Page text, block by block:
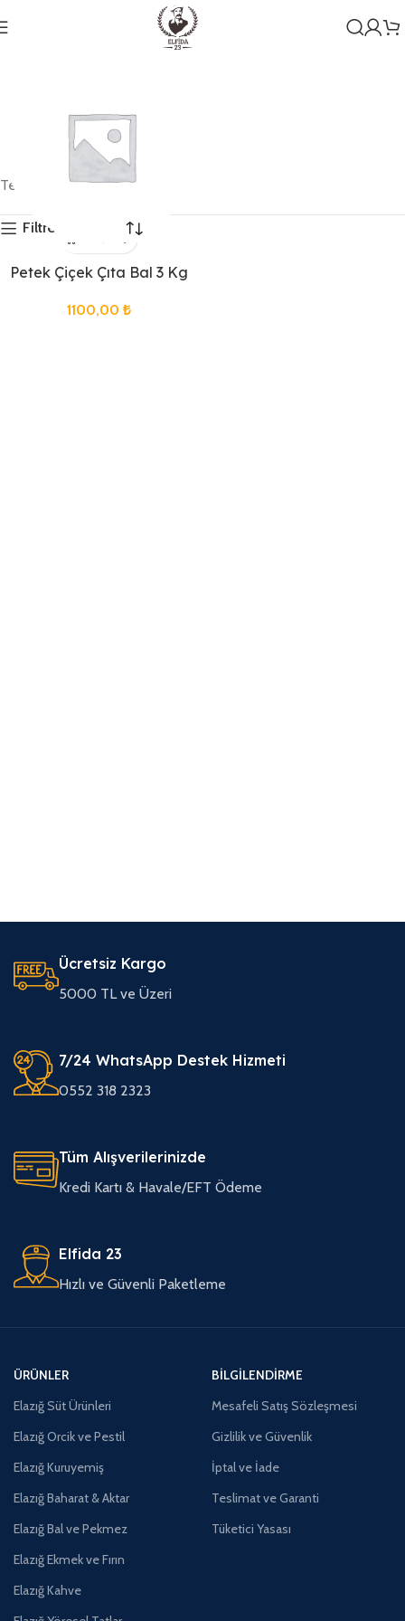
Genel
Tek bir sonuç gösteriliyor
Filtreleri Göster
Petek Çiçek Çıta Bal 3 Kg
1100,00 ₺
Ücretsiz Kargo
5000 TL ve Üzeri
7/24 WhatsApp Destek Hizmeti
0552 318 2323
Tüm Alışverilerinizde
Kredi Kartı & Havale/EFT Ödeme
Elfida 23
Hızlı ve Güvenli Paketleme
ÜRÜNLER
Elazığ Süt Ürünleri
Elazığ Orcik ve Pestil
Elazığ Kuruyemiş
Elazığ Baharat & Aktar
Elazığ Bal ve Pekmez
Elazığ Ekmek ve Fırın
Elazığ Kahve
BILGILENDIRME
Mesafeli Satış Sözleşmesi
Gizlilik ve Güvenlik
İptal ve İade
Teslimat ve Garanti
Tüketici Yasası